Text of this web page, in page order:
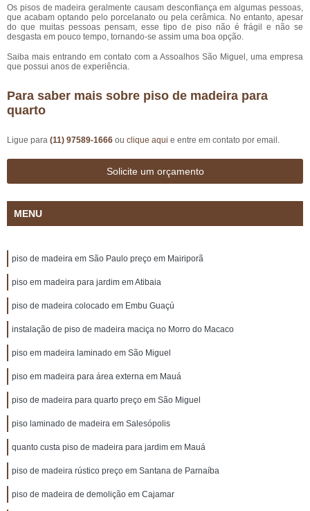
Os pisos de madeira geralmente causam desconfiança em algumas pessoas,
que acabam optando pelo porcelanato ou pela cerâmica. No entanto, apesar
do que muitas pessoas pensam, esse tipo de piso não é frágil e não se
desgasta em pouco tempo, tornando-se assim uma boa opção.
Saiba mais entrando em contato com a Assoalhos São Miguel, uma empresa
que possui anos de experiência.
Para saber mais sobre piso de madeira para
quarto
Ligue para (11) 97589-1666 ou clique aqui e entre em contato por email.
Solicite um orçamento
MENU
piso de madeira em São Paulo preço em Mairiporã
piso em madeira para jardim em Atibaia
piso de madeira colocado em Embu Guaçú
instalação de piso de madeira maciça no Morro do Macaco
piso em madeira laminado em São Miguel
piso em madeira para área externa em Mauá
piso de madeira para quarto preço em São Miguel
piso laminado de madeira em Salesópolis
quanto custa piso de madeira para jardim em Mauá
piso de madeira rústico preço em Santana de Parnaíba
piso de madeira de demolição em Cajamar